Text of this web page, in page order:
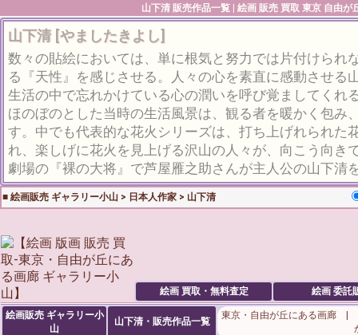
山下清販売作品一覧 | 絵画 販売 買取 東京 自由が
山下清 [やましたきよし]
数々の貼絵においては、単に根気と努力では片付けられ
る『天性』を感じさせる。人々の心を素直に感動させる
生活の中で忘れかけている心の潤いを呼び覚ましてくれ
ほのぼのとした当時の生活風景は、観る者を暖かく包み
す。中でも代表的な花火シリーズは、打ち上げれられた
れ、楽しげに花火を見上げる沢山の人々が、向こう向き
劇場の『裸の大将』で芦屋雁之助さんが主人公の山下清
■ 絵画販売 ギャラリー小山 > 日本人作家 > 山下清
絵画 買取・無料査定 絵画 委託
絵画販売 ギャラリー小
山
山下清・販売作品一覧
東京・自由が丘にある画廊 |